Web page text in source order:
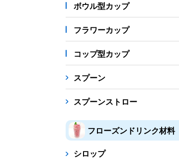
ボウル型カップ
フラワーカップ
コップ型カップ
スプーン
スプーンストロー
フローズンドリンク材料
シロップ